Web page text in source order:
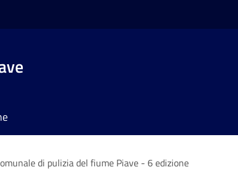
di pulizia del fiume Piave - 6 edizione